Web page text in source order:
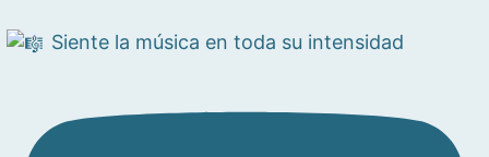
Siente la música en toda su intensidad